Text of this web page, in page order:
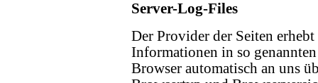
Server-Log-Files
Der Provider der Seiten
Informationen in so
Browser automatisch an uns